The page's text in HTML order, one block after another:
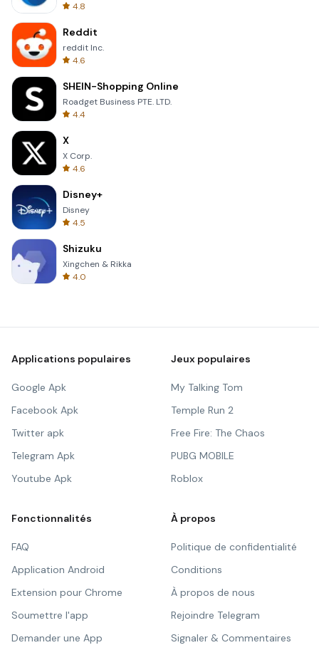
4.8
Reddit
reddit Inc.
4.6
SHEIN-Shopping Online
Roadget Business PTE. LTD.
4.4
X
X Corp.
4.6
Disney+
Disney
4.5
Shizuku
Xingchen & Rikka
4.0
Applications populaires
Google Apk
Facebook Apk
Twitter apk
Telegram Apk
Youtube Apk
Jeux populaires
My Talking Tom
Temple Run 2
Free Fire: The Chaos
PUBG MOBILE
Roblox
Fonctionnalités
FAQ
Application Android
Extension pour Chrome
Soumettre l'app
Demander une App
À propos
Politique de confidentialité
Conditions
À propos de nous
Rejoindre Telegram
Signaler & Commentaires